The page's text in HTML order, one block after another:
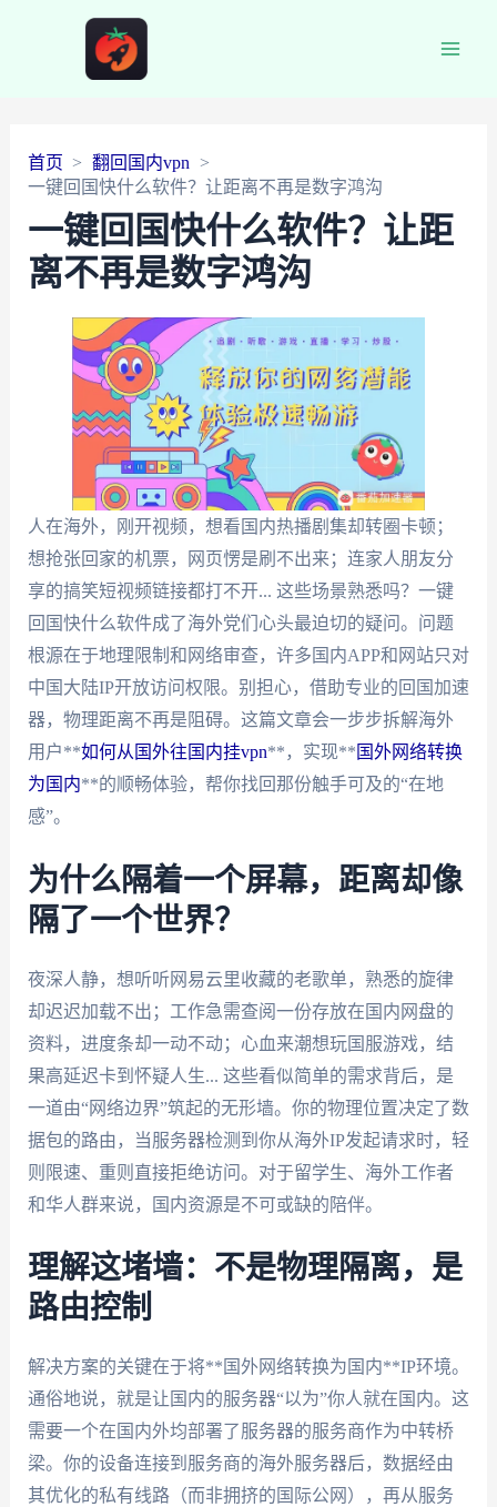
首页
翻回国内vpn
一键回国快什么软件？让距离不再是数字鸿沟
一键回国快什么软件？让距
离不再是数字鸿沟
人在海外，刚开视频，想看国内热播剧集却转圈卡顿；
想抢张回家的机票，网页愣是刷不出来；连家人朋友分
享的搞笑短视频链接都打不开... 这些场景熟悉吗？一键
回国快什么软件成了海外党们心头最迫切的疑问。问题
根源在于地理限制和网络审查，许多国内APP和网站只对
中国大陆IP开放访问权限。别担心，借助专业的回国加速
器，物理距离不再是阻碍。这篇文章会一步步拆解海外
用户**如何从国外往国内挂vpn**，实现** 国外网络转换
为国内**的顺畅体验，帮你找回那份触手可及的“在地
感”。
为什么隔着一个屏幕，距离却像
隔了一个世界？
夜深人静，想听听网易云里收藏的老歌单，熟悉的旋律
却迟迟加载不出；工作急需查阅一份存放在国内网盘的
资料，进度条却一动不动；心血来潮想玩国服游戏，结
果高延迟卡到怀疑人生... 这些看似简单的需求背后，是
一道由“网络边界”筑起的无形墙。你的物理位置决定了数
据包的路由，当服务器检测到你从海外IP发起请求时，轻
则限速、重则直接拒绝访问。对于留学生、海外工作者
和华人群来说，国内资源是不可或缺的陪伴。
理解这堵墙：不是物理隔离，是
路由控制
解决方案的关键在于将**国外网络转换为国内**IP环境。
通俗地说，就是让国内的服务器“以为”你人就在国内。这
需要一个在国内外均部署了服务器的服务商作为中转桥
梁。你的设备连接到服务商的海外服务器后，数据经由
其优化的私有线路（而非拥挤的国际公网），再从服务